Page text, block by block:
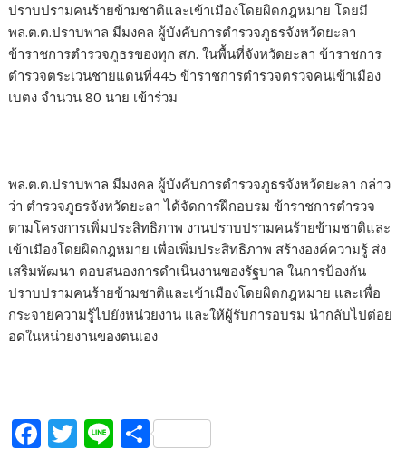
ปราบปรามคนร้ายข้ามชาติและเข้าเมืองโดยผิดกฎหมาย โดยมี
พล.ต.ต.ปราบพาล มีมงคล ผู้บังคับการตำรวจภูธรจังหวัดยะลา
ข้าราชการตำรวจภูธรของทุก สภ. ในพื้นที่จังหวัดยะลา ข้าราชการ
ตำรวจตระเวนชายแดนที่445 ข้าราชการตำรวจตรวจคนเข้าเมือง
เบตง จำนวน 80 นาย เข้าร่วม
พล.ต.ต.ปราบพาล มีมงคล ผู้บังคับการตำรวจภูธรจังหวัดยะลา กล่าว
ว่า ตำรวจภูธรจังหวัดยะลา ได้จัดการฝึกอบรม ข้าราชการตำรวจ
ตามโครงการเพิ่มประสิทธิภาพ งานปราบปรามคนร้ายข้ามชาติและ
เข้าเมืองโดยผิดกฎหมาย เพื่อเพิ่มประสิทธิภาพ สร้างองค์ความรู้ ส่ง
เสริมพัฒนา ตอบสนองการดำเนินงานของรัฐบาล ในการป้องกัน
ปราบปรามคนร้ายข้ามชาติและเข้าเมืองโดยผิดกฎหมาย และเพื่อ
กระจายความรู้ไปยังหน่วยงาน และให้ผู้รับการอบรม นำกลับไปต่อย
อดในหน่วยงานของตนเอง
F T Li S